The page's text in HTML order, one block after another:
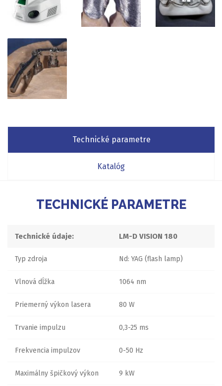
Technické parametre
Katalóg
TECHNICKÉ PARAMETRE
Technické údaje: LM-D VISION 180
Typ zdroja Nd: YAG (flash lamp)
Vlnová dĺžka 1064 nm
Priemerný výkon lasera 80 W
Trvanie impulzu 0,3-25 ms
Frekvencia impulzov 0-50 Hz
Maximálny špičkový výkon 9 kW